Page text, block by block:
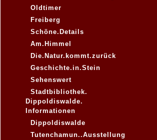
Oldtimer
Freiberg
Schöne.Details
Am.Himmel
Die.Natur.kommt.zurück
Geschichte.in.Stein
Sehenswert
Stadtbibliothek.
Dippoldiswalde.
Informationen
Dippoldiswalde
Tutenchamun..Ausstellung